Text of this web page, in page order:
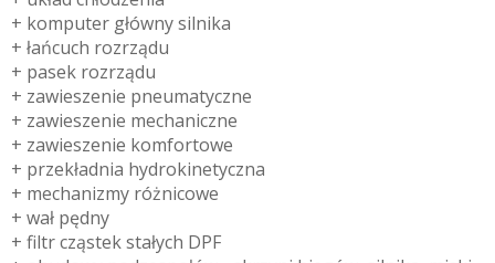
+ komputer główny silnika
+ łańcuch rozrządu
+ pasek rozrządu
+ zawieszenie pneumatyczne
+ zawieszenie mechaniczne
+ zawieszenie komfortowe
+ przekładnia hydrokinetyczna
+ mechanizmy różnicowe
+ wał pędny
+ filtr cząstek stałych DPF